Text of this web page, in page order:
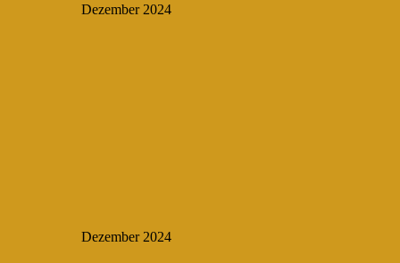
Dezember 2024
Dezember 2024